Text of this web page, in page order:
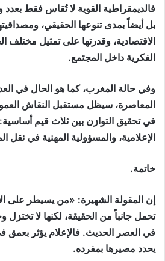
فالديمقراطية القوية لا تُقاس فقط بعدد
بل أيضاً بمدى تنوعها الحقيقي،
الاقتصادية، وقدرتها على تمثيل مختلف
الفكرية داخل المجتمع.
وفي حالة المغرب، كما هو الحال في
المعاصرة، سيظل مستقبل النقاش
في تحقيق التوازن بين ثلاث قيم أساسية:
الإعلامية، والمسؤولية المهنية في نقل
خاتمة.
إن المقولة الشهيرة: «من يسيطر على
تحمل جانباً من الحقيقة، لكنها لا تختزل
في العصر الحديث. فالإعلام يؤثر بعمق
يحدد مصيرها بمفرده.